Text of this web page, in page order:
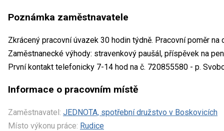
Poznámka zaměstnavatele
Zkrácený pracovní úvazek 30 hodin týdně. Pracovní poměr na
Zaměstnanecké výhody: stravenkový paušál, příspěvek na
První kontakt telefonicky 7-14 hod na č. 720855580 - p.
Informace o pracovním místě
Zaměstnavatel: JEDNOTA, spotřební družstvo v Boskovicích
Místo výkonu práce: Rudice